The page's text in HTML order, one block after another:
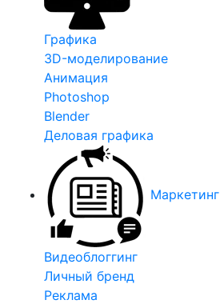
Графика
3D-моделирование
Анимация
Photoshop
Blender
Деловая графика
Маркетинг
Видеоблоггинг
Личный бренд
Реклама